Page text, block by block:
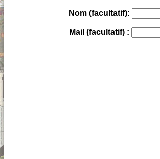
Nom (facultatif):
Mail (facultatif) :